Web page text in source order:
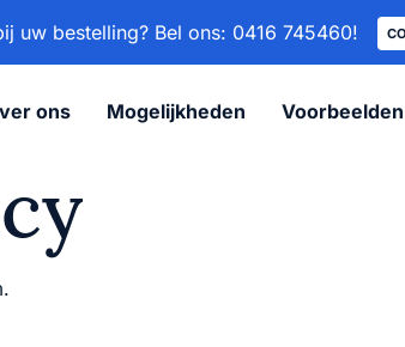
uw bestelling? Bel ons: 0416 745460!
ons Mogelijkheden Voorbeelden